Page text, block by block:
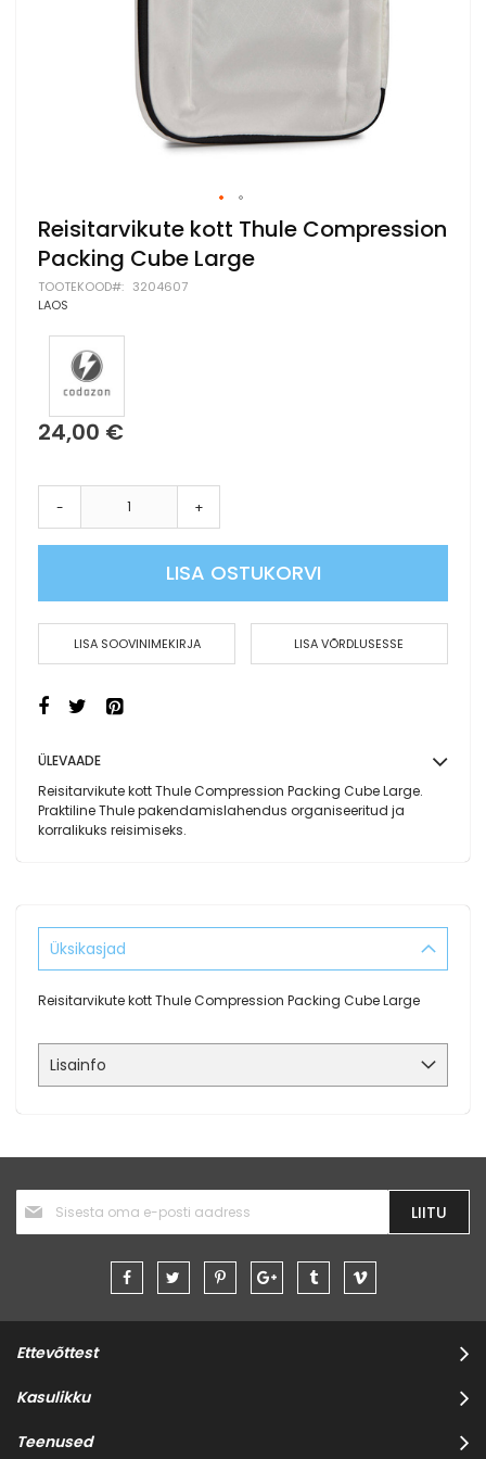
Skip
to
the
beginning
of
images
gallery
Reisitarvikute kott Thule Compression
Packing Cube Large
TOOTEKOOD
3204607
LAOS
24,00 €
- +
LISA OSTUKORVI
LISA SOOVINIMEKIRJA LISA VÕRDLUSESSE
ÜLEVAADE
Reisitarvikute kott Thule Compression Packing Cube Large.
Praktiline Thule pakendamislahendus organiseeritud ja
korralikuks reisimiseks.
Üksikasjad
Reisitarvikute kott Thule Compression Packing Cube Large
Lisainfo
uudiskirjaga:
LIITU
Ettevõttest
Kasulikku
Teenused